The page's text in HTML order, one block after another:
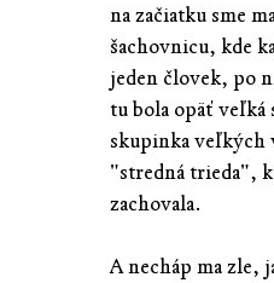
na začiatku sme
šachovnicu, kde
jeden človek, po
tu bola opäť veľká
skupinka veľkých
"stredná trieda",
zachovala.
A necháp ma zle,